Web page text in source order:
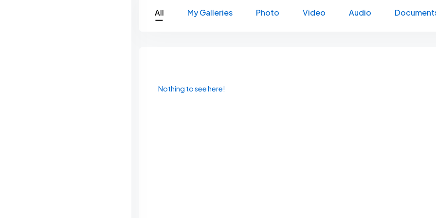
All My Galleries Photo Video Audio
Nothing to see here!